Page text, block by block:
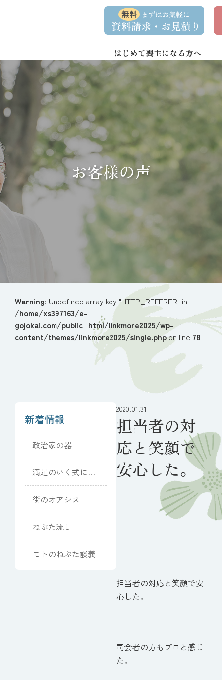
へ
ス
キ
ッ
プ
ョ
ン
に
移
動
資
求
問
い
合
せ
事
談
はじめて喪主になる方へ
お客様の声
Warning: Undefined array key "HTTP_REFERER" in
/home/xs397163/e-
gojokai.com/public_html/linkmore2025/wp-
content/themes/linkmore2025/single.phpon line 78
新着情報
政治家の器
満足のいく式にな
りました
街のオアシス
ねぶた流し
モトのねぶた談義
2020.01.31
担当者の対
応と笑顔で
安心した。
担当者の対応と笑顔で安
心した。
司会者の方もプロと感じ
た。